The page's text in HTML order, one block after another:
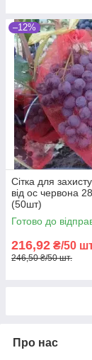
–12%
Сітка для
від ос червона
(50шт)
Готово до
216,92 ₴/50
246,50 ₴/50 шт.
Про нас